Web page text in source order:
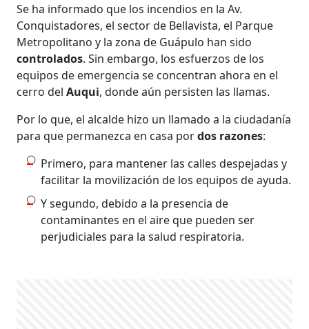
Se ha informado que los incendios en la Av.
Conquistadores, el sector de Bellavista, el Parque
Metropolitano y la zona de Guápulo han sido
controlados. Sin embargo, los esfuerzos de los
equipos de emergencia se concentran ahora en el
cerro delAuqui, donde aún persisten las llamas.
Por lo que, el alcalde hizo un llamado a la ciudadanía
para que permanezca en casa pordos razones:
Primero, para mantener las calles despejadas y
facilitar la movilización de los equipos de ayuda.
Y segundo, debido a la presencia de
contaminantes en el aire que pueden ser
perjudiciales para la salud respiratoria.